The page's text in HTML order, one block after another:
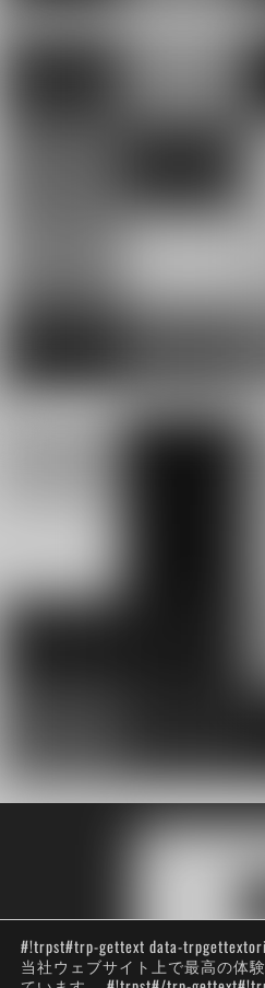
#!trpst#trp-gettext data-
当社ウェブサイト上で最高の体